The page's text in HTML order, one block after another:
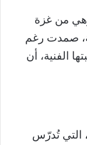
من غزة
صمدت رغم
الفنية، أن
التي تُدرّس